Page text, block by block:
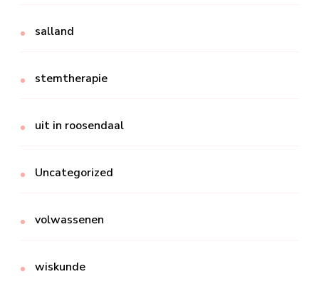
salland
stemtherapie
uit in roosendaal
Uncategorized
volwassenen
wiskunde